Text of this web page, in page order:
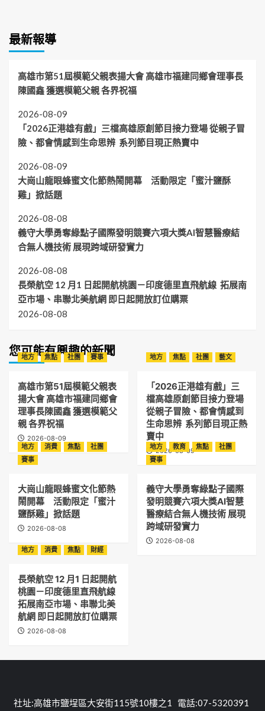
最新報導
高雄市第51屆模範父親表揚大會 高雄市福建同鄉會理事長
陳國鑫 獲選模範父親 各界祝福
2026-08-09
「2026正港雄有戲」三檔高雄原創節目接力登場 從親子冒
險、都會情感到生命思辨 系列節目現正熱賣中
2026-08-09
大崗山龍眼蜂蜜文化節熱鬧開幕 活動限定「蜜汁鹽酥
雞」掀話題
2026-08-08
義守大學勇奪綠點子國際發明競賽六項大獎AI智慧醫療結
合無人機技術 展現跨域研發實力
2026-08-08
長榮航空 12 月1 日起開航桃園－印度德里直飛航線 拓展南
亞市場、串聯北美航網 即日起開放訂位購票
2026-08-08
您可能有興趣的新聞
地方 焦點 社團 賽事
高雄市第51屆模範父親表
揚大會 高雄市福建同鄉會
理事長陳國鑫 獲選模範父
親 各界祝福
2026-08-09
地方 焦點 社團 藝文
「2026正港雄有戲」三
檔高雄原創節目接力登場
從親子冒險、都會情感到
生命思辨 系列節目現正熱
賣中
2026-08-09
地方 消費 焦點
社團
賽事
大崗山龍眼蜂蜜文化節熱
鬧開幕 活動限定「蜜汁
鹽酥雞」掀話題
2026-08-08
地方 教育 焦點
社團
賽事
義守大學勇奪綠點子國際
發明競賽六項大獎AI智慧
醫療結合無人機技術 展現
跨域研發實力
2026-08-08
地方
消費 焦點 財經
長榮航空 12 月1 日起開航
桃園－印度德里直飛航線
拓展南亞市場、串聯北美
航網 即日起開放訂位購票
2026-08-08
社址:高雄市鹽埕區大安街115號10樓之1 電話:07-5320391